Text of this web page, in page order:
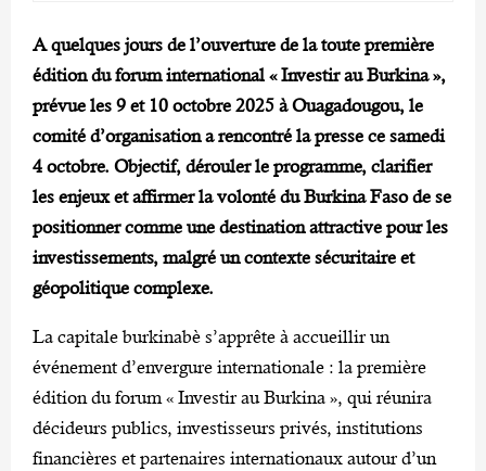
A quelques jours de l’ouverture de la toute première
édition du forum international « Investir au Burkina »,
prévue les 9 et 10 octobre 2025 à Ouagadougou, le
comité d’organisation a rencontré la presse ce samedi
4 octobre. Objectif, dérouler le programme, clarifier
les enjeux et affirmer la volonté du Burkina Faso de se
positionner comme une destination attractive pour les
investissements, malgré un contexte sécuritaire et
géopolitique complexe.
La capitale burkinabè s’apprête à accueillir un
événement d’envergure internationale : la première
édition du forum « Investir au Burkina », qui réunira
décideurs publics, investisseurs privés, institutions
financières et partenaires internationaux autour d’un